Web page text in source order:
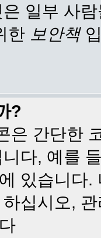
일부 사
한 보안책
?
은 간단한
다, 예를
있습니다
십시오,